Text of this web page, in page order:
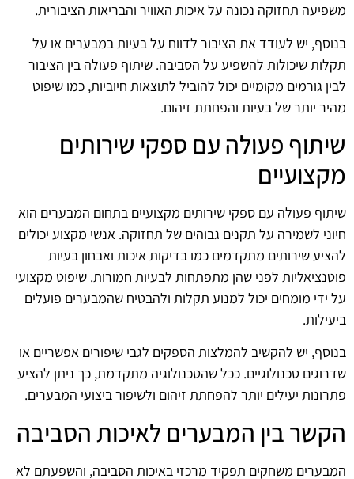
משפיעה תחזוקה נכונה על איכות האוויר והבריאות הציבורית.
בנוסף, יש לעודד את הציבור לדווח על בעיות במבערים או על
תקלות שיכולות להשפיע על הסביבה. שיתוף פעולה בין הציבור
לבין גורמים מקומיים יכול להוביל לתוצאות חיוביות, כמו שיפוט
מהיר יותר של בעיות והפחתת זיהום.
שיתוף פעולה עם ספקי שירותים
מקצועיים
שיתוף פעולה עם ספקי שירותים מקצועיים בתחום המבערים הוא
חיוני לשמירה על תקנים גבוהים של תחזוקה. אנשי מקצוע יכולים
להציע שירותים מתקדמים כמו בדיקות איכות ואבחון בעיות
פוטנציאליות לפני שהן מתפתחות לבעיות חמורות. שיפוט מקצועי
על ידי מומחים יכול למנוע תקלות ולהבטיח שהמבערים פועלים
ביעילות.
בנוסף, יש להקשיב להמלצות הספקים לגבי שיפורים אפשריים או
שדרוגים טכנולוגיים. ככל שהטכנולוגיה מתקדמת, כך ניתן להציע
פתרונות יעילים יותר להפחתת זיהום ולשיפור ביצועי המבערים.
הקשר בין המבערים לאיכות הסביבה
המבערים משחקים תפקיד מרכזי באיכות הסביבה, והשפעתם לא